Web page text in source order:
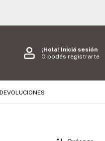
¡Hola! Iniciá sesión
O podés registrarte